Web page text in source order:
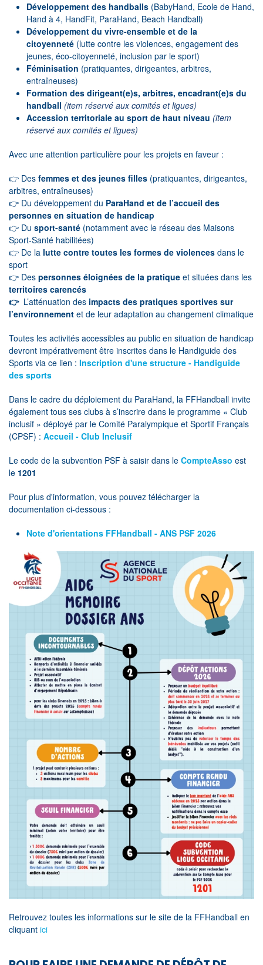
Développement des handballs (BabyHand, Ecole de Hand,
Hand à 4, HandFit, ParaHand, Beach Handball)
Développement du vivre-ensemble et de la
citoyenneté (lutte contre les violences, engagement des
jeunes, éco-citoyenneté, inclusion par le sport)
Féminisation (pratiquantes, dirigeantes, arbitres,
entraîneuses)
Formation des dirigeant(e)s, arbitres, encadrant(e)s du
handball (item réservé aux comités et ligues)
Accession territoriale au sport de haut niveau (item
réservé aux comités et ligues)
Avec une attention particulière pour les projets en faveur :
👉 Des femmes et des jeunes filles (pratiquantes, dirigeantes,
arbitres, entraîneuses)
👉 Du développement du ParaHand et de l’accueil des
personnes en situation de handicap
👉 Du sport-santé (notamment avec le réseau des Maisons
Sport-Santé habilitées)
👉 De la lutte contre toutes les formes de violences dans le
sport
👉 Des personnes éloignées de la pratique et situées dans les
territoires carencés
👉 L’atténuation des impacts des pratiques sportives sur
l’environnement et de leur adaptation au changement climatique
Toutes les activités accessibles au public en situation de handicap
devront impérativement être inscrites dans le Handiguide des
Sports via ce lien : Inscription d'une structure - Handiguide
des sports
Dans le cadre du déploiement du ParaHand, la FFHandball invite
également tous ses clubs à s’inscrire dans le programme « Club
inclusif » déployé par le Comité Paralympique et Sportif Français
(CPSF) : Accueil - Club Inclusif
Le code de la subvention PSF à saisir dans le CompteAsso est
le 1201
Pour plus d'information, vous pouvez télécharger la
documentation ci-dessous :
Note d'orientations FFHandball - ANS PSF 2026
Retrouvez toutes les informations sur le site de la FFHandball en
cliquant ici